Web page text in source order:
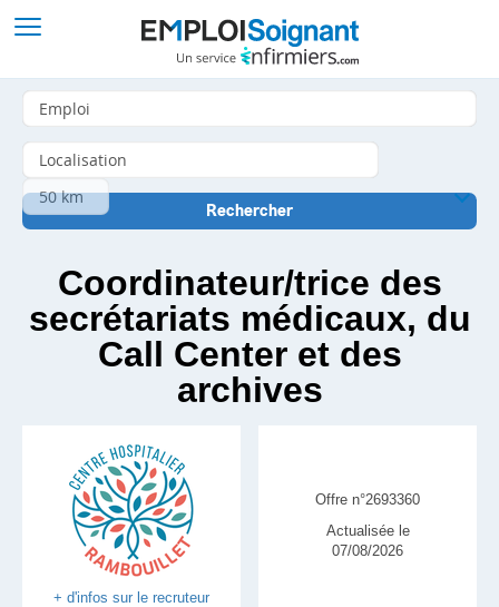
Coordinateur/trice des
secrétariats médicaux, du
Call Center et des
archives
+ d'infos sur le recruteur
Offre n°2693360
Actualisée le
07/08/2026